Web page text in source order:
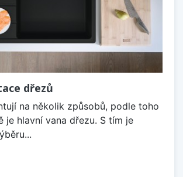
dřezů
na několik způsobů, podle toho
je hlavní vana dřezu. S tím je